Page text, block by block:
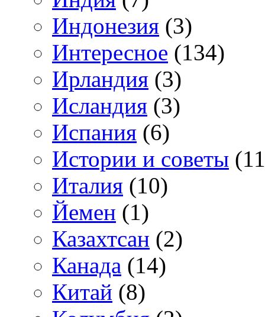
Индонезия (3)
Интересное (134)
Ирландия (3)
Исландия (3)
Испания (6)
Истории и советы
Италия (10)
Йемен (1)
Казахтсан (2)
Канада (14)
Китай (8)